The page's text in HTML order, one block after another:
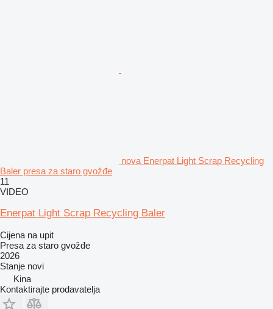
nova Enerpat Light Scrap Recycling
Baler presa za staro gvožđe
11
VIDEO
Enerpat Light Scrap Recycling Baler
Cijena na upit
Presa za staro gvožđe
2026
Stanje novi
Kina
Kontaktirajte prodavatelja